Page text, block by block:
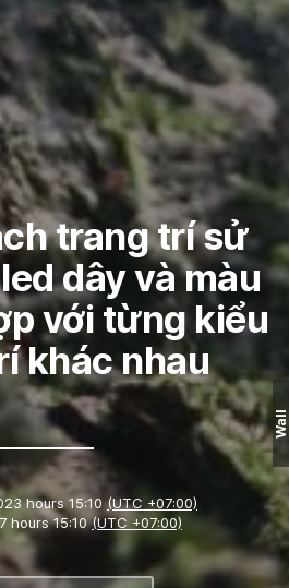
trang trí sử
dây và màu
với từng kiểu
khác nhau
hours 15:10(UTC +07:00)
hours 15:10(UTC +07:00)
Wall